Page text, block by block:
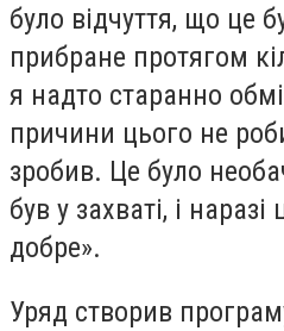
було відчуття, що це
прибране протягом
я надто старанно
причини цього не
зробив. Це було
був у захваті, і
добре».
Уряд створив